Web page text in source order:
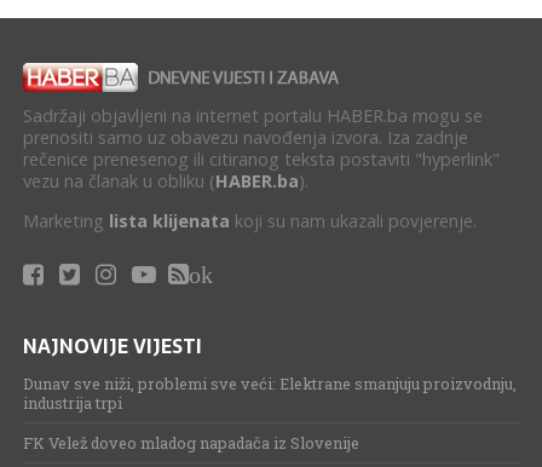
Sadržaji objavljeni na internet portalu HABER.ba mogu se
prenositi samo uz obavezu navođenja izvora. Iza zadnje
rečenice prenesenog ili citiranog teksta postaviti "hyperlink"
vezu na članak u obliku (HABER.ba).
Marketing lista klijenata koji su nam ukazali povjerenje.
ok
NAJNOVIJE VIJESTI
Dunav sve niži, problemi sve veći: Elektrane smanjuju proizvodnju,
industrija trpi
FK Velež doveo mladog napadača iz Slovenije